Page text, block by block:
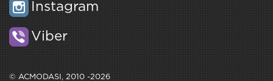
Instagram
Viber
© ACMODASI, 2010 -2026